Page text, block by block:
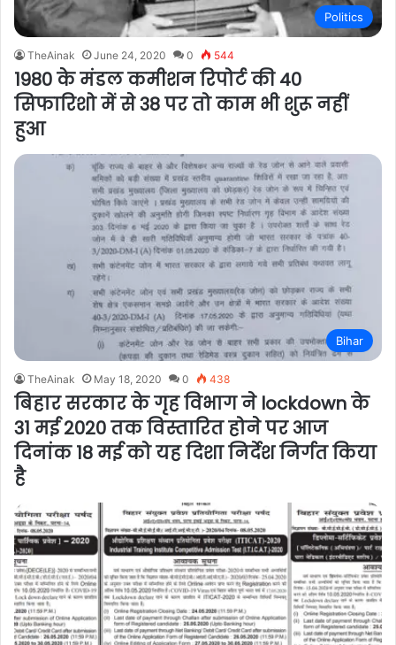
Politics
TheAinak June 24, 2020 0 544
1980 के मंडल कमीशन रिपोर्ट की 40
सिफारिशो में से 38 पर तो काम भी शुरू नहीं
हुआ
Bihar
TheAinak May 18, 2020 0 438
बिहार सरकार के गृह विभाग ने lockdown के
31 मई 2020 तक विस्तारित होने पर आज
दिनांक 18 मई को यह दिशा निर्देश निर्गत किया
है